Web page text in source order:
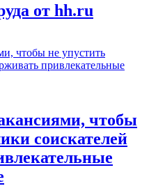
от hh.ru
чтобы
соискателей